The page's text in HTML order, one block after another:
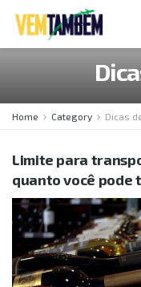
Home Category Dicas
Limite para
quanto você pode